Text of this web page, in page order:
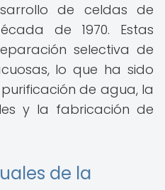
de celdas de
de 1970. Estas
selectiva de
lo que ha sido
de agua, la
y la fabricación de
de la